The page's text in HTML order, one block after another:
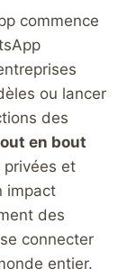
commence
ou lancer
des
en bout
et
impact
des
connecter
entier.